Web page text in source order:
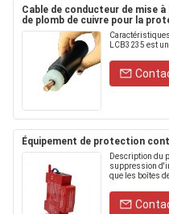
Cable de conducteur de mise
de plomb de cuivre pour la
LCB3235 est
Équipement de protection
Description du
suppression
que les boîtes